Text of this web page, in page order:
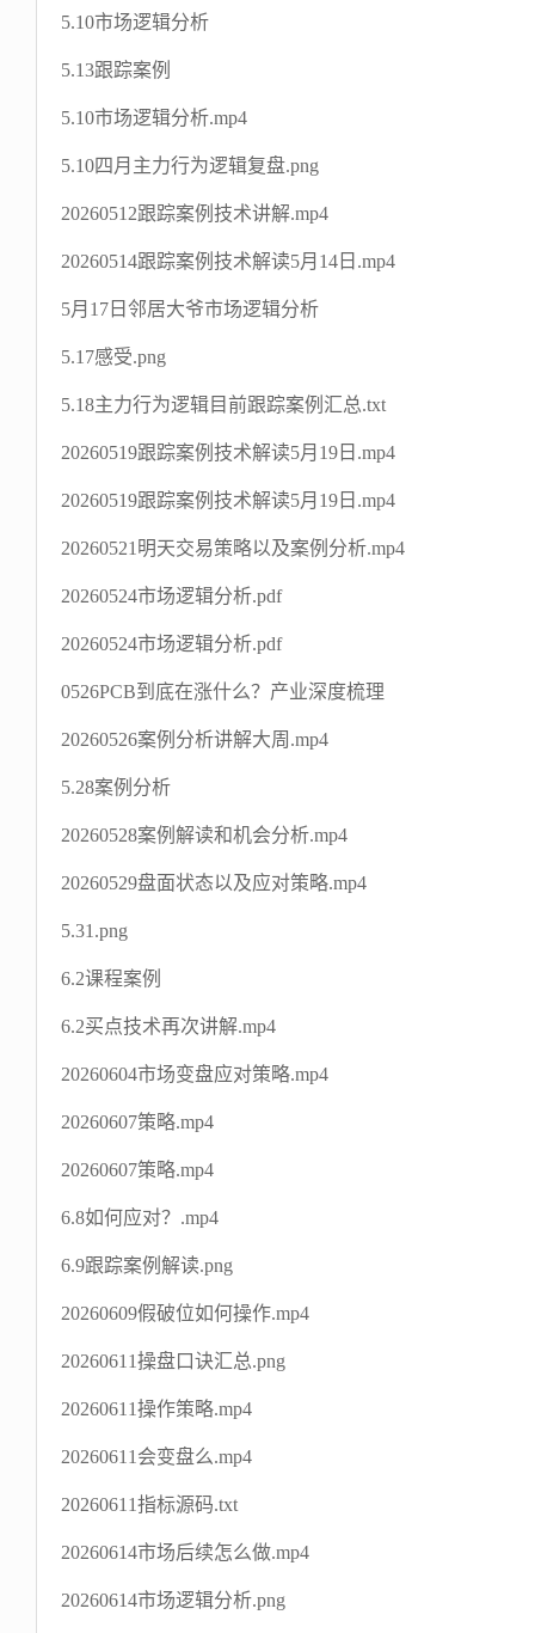
5.10市场逻辑分析
5.13跟踪案例
5.10市场逻辑分析.mp4
5.10四月主力行为逻辑复盘.png
20260512跟踪案例技术讲解.mp4
20260514跟踪案例技术解读5月14日.mp4
5月17日邻居大爷市场逻辑分析
5.17感受.png
5.18主力行为逻辑目前跟踪案例汇总.txt
20260519跟踪案例技术解读5月19日.mp4
20260519跟踪案例技术解读5月19日.mp4
20260521明天交易策略以及案例分析.mp4
20260524市场逻辑分析.pdf
20260524市场逻辑分析.pdf
0526PCB到底在涨什么？产业深度梳理
20260526案例分析讲解大周.mp4
5.28案例分析
20260528案例解读和机会分析.mp4
20260529盘面状态以及应对策略.mp4
5.31.png
6.2课程案例
6.2买点技术再次讲解.mp4
20260604市场变盘应对策略.mp4
20260607策略.mp4
20260607策略.mp4
6.8如何应对？.mp4
6.9跟踪案例解读.png
20260609假破位如何操作.mp4
20260611操盘口诀汇总.png
20260611操作策略.mp4
20260611会变盘么.mp4
20260611指标源码.txt
20260614市场后续怎么做.mp4
20260614市场逻辑分析.png